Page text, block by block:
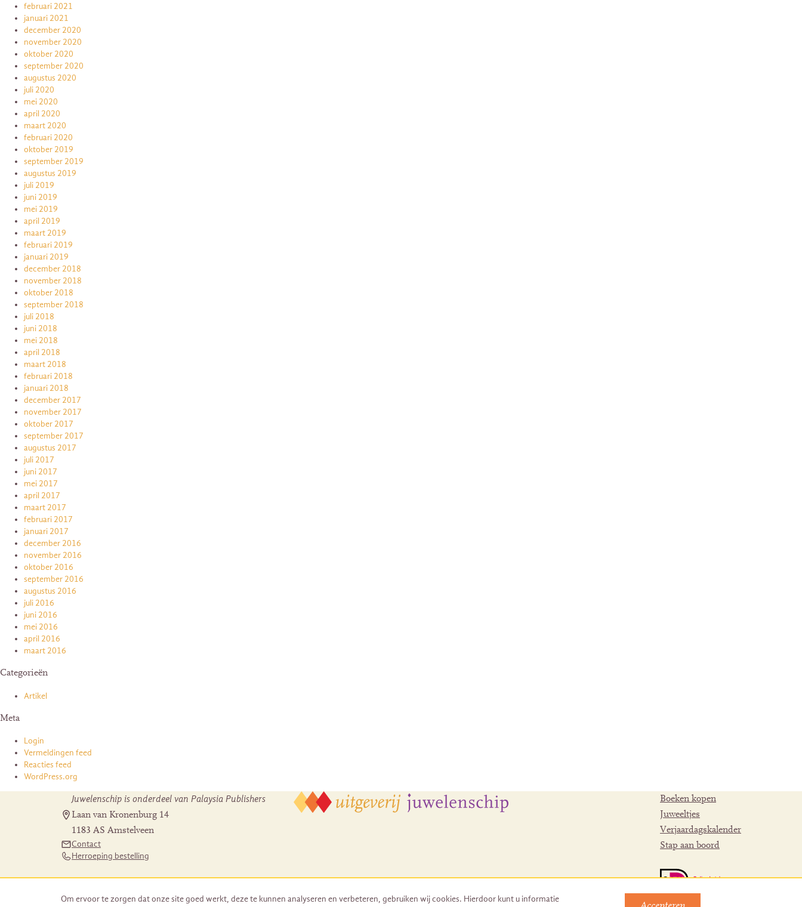
februari 2021
januari 2021
december 2020
november 2020
oktober 2020
september 2020
augustus 2020
juli 2020
mei 2020
april 2020
maart 2020
februari 2020
oktober 2019
september 2019
augustus 2019
juli 2019
juni 2019
mei 2019
april 2019
maart 2019
februari 2019
januari 2019
december 2018
november 2018
oktober 2018
september 2018
juli 2018
juni 2018
mei 2018
april 2018
maart 2018
februari 2018
januari 2018
december 2017
november 2017
oktober 2017
september 2017
augustus 2017
juli 2017
juni 2017
mei 2017
april 2017
maart 2017
februari 2017
januari 2017
december 2016
november 2016
oktober 2016
september 2016
augustus 2016
juli 2016
juni 2016
mei 2016
april 2016
maart 2016
Categorieën
Artikel
Meta
Login
Vermeldingen feed
Reacties feed
WordPress.org
Juwelenschip is onderdeel van Palaysia Publishers
Laan van Kronenburg 14
1183 AS Amstelveen
Contact
Herroeping bestelling
Boeken kopen
Juweeltjes
Verjaardagskalender
Stap aan boord
Om ervoor te zorgen dat onze site goed werkt, deze te kunnen analyseren en verbeteren, gebruiken wij cookies. Hierdoor kunt u informatie